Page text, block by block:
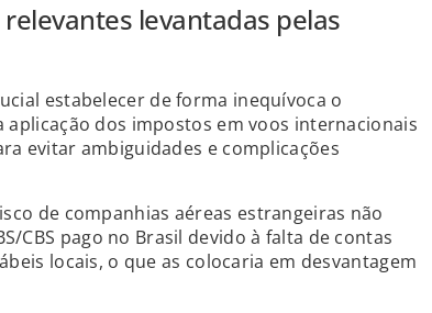
levantadas pelas
estabelecer de forma inequívoca o
aplicação dos impostos em voos internacionais
evitar ambiguidades e complicações
de companhias aéreas estrangeiras não
CBS pago no Brasil devido à falta de contas
locais, o que as colocaria em desvantagem